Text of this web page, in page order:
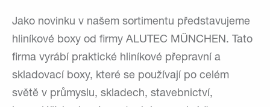
Jako novinku v našem sortimentu představujeme
hliníkové boxy od firmy ALUTEC MÜNCHEN. Tato
firma vyrábí praktické hliníkové přepravní a
skladovací boxy, které se používají po celém
světě v průmyslu, skladech, stavebnictví,